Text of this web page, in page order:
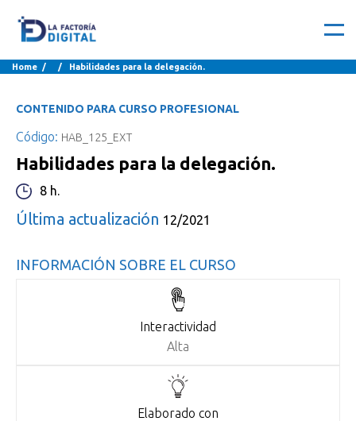
Home / / Habilidades para la delegación.
CONTENIDO PARA CURSO PROFESIONAL
Código: HAB_125_EXT
Habilidades para la delegación.
8 h.
Última actualización 12/2021
INFORMACIÓN SOBRE EL CURSO
Interactividad
Alta
Elaborado con